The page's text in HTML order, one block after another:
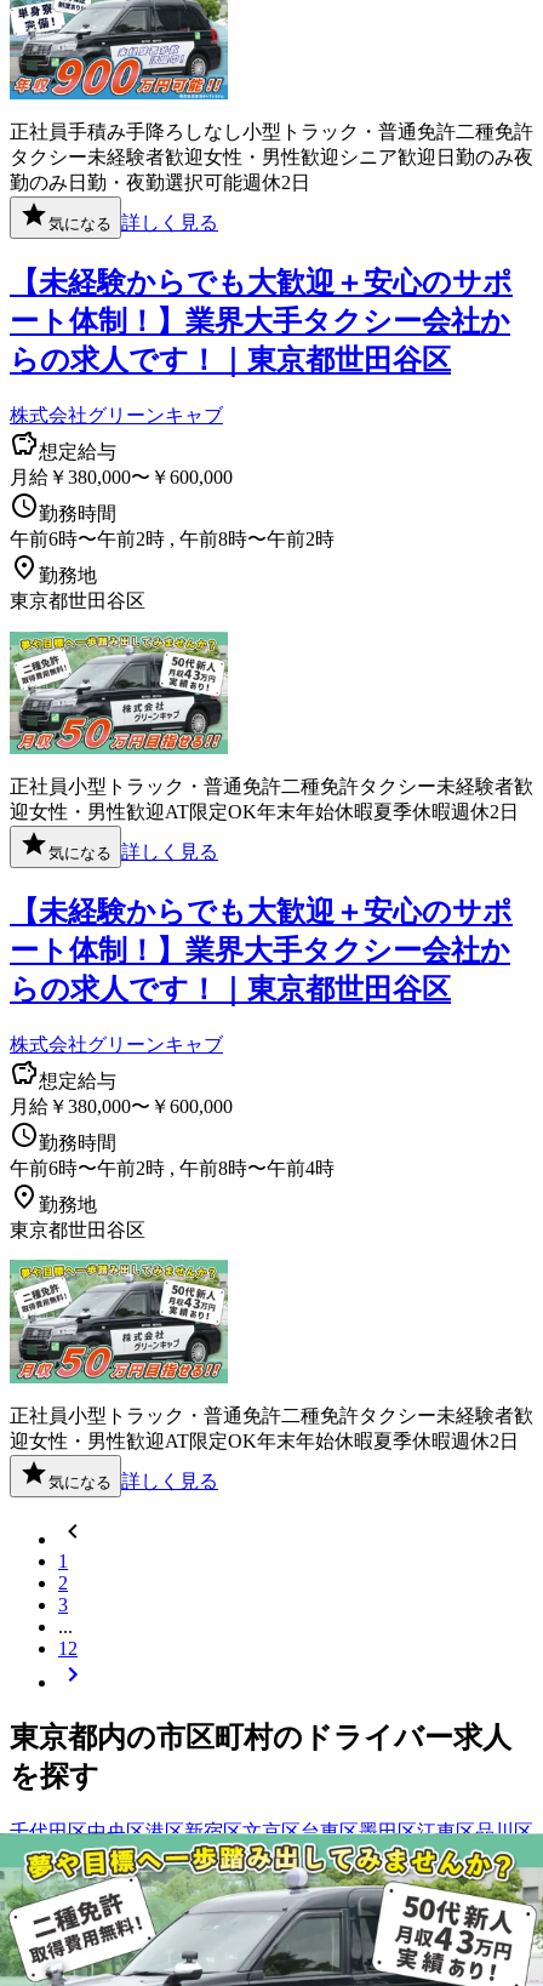
正社員手積み手降ろしなし小型トラック・普通免許二種免許
タクシー未経験者歓迎女性・男性歓迎 シニア歓迎 日勤のみ夜
勤のみ 日勤・夜勤選択可能週休2日
気になる 詳しく見る
【未経験からでも大歓迎＋安心のサポ
ート体制！】業界大手タクシー会社か
らの求人です！｜東京都世田谷区
株式会社グリーンキャブ
想定給与
月給￥380,000〜￥600,000
勤務時間
午前6時〜午前2時 , 午前8時〜午前2時
勤務地
東京都世田谷区
正社員小型トラック・普通免許二種免許タクシー未経験者歓
迎女性・男性歓迎AT限定OK年末年始休暇夏季休暇週休2日
気になる 詳しく見る
【未経験からでも大歓迎＋安心のサポ
ート体制！】業界大手タクシー会社か
らの求人です！｜東京都世田谷区
株式会社グリーンキャブ
想定給与
月給￥380,000〜￥600,000
勤務時間
午前6時〜午前2時 , 午前8時〜午前4時
勤務地
東京都世田谷区
正社員小型トラック・普通免許二種免許タクシー未経験者歓
迎女性・男性歓迎AT限定OK年末年始休暇夏季休暇週休2日
気になる 詳しく見る
1
2
3
...
12
東京都内の市区町村の ドライバー求人
を探す
千代田区中央区港区新宿区文京区台東区墨田区江東区品川区
目黒区大田区世田谷区渋谷区中野区杉並区豊島区北区荒川区
板橋区練馬区足立区葛飾区江戸川区八王子市立川市武蔵野市
三鷹市青梅市 府中市昭島市調布市町田市小金井市小平市 日野
市
東村山市国分寺市 国立市 福生市 狛江市東大和市清瀬市東久
留米市武蔵村山市 多摩市 稲城市羽村市 あきる野市西東京市
西